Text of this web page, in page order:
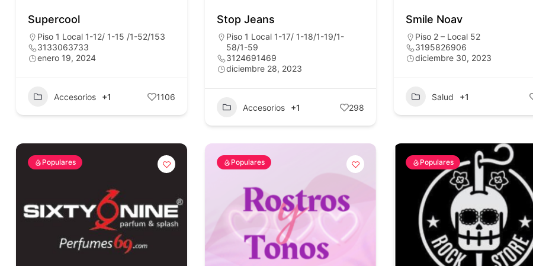
Supercool
Piso 1 Local 1-12/ 1-15 /1-52/153
3133063733
enero 19, 2024
Accesorios +1 1106
Stop Jeans
Piso 1 Local 1-17/ 1-18/1-19/1-
58/1-59
3124691469
diciembre 28, 2023
Accesorios +1 298
Smile Noav
Piso 2 – Local 52
3195826906
diciembre 30, 2023
Salud +1
Populares Populares Populares